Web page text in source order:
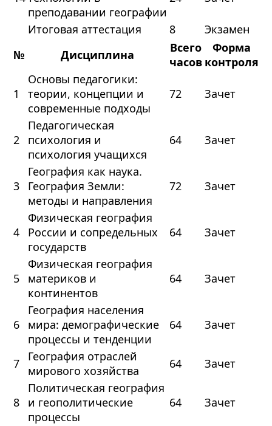
преподавании географии
Итоговая аттестация 8
Экзамен
№
Дисциплина
Всего
часов
Форма
контроля
1
Основы педагогики:
теории, концепции и
современные подходы
72 Зачет
2
Педагогическая
психология и
психология учащихся
64 Зачет
3
География как наука.
География Земли:
методы и направления
72 Зачет
4
Физическая география
России и сопредельных
государств
64 Зачет
5
Физическая география
материков и
континентов
64 Зачет
6
География населения
мира: демографические
процессы и тенденции
64 Зачет
7
География отраслей
мирового хозяйства
64 Зачет
8
Политическая география
и геополитические
процессы
64 Зачет